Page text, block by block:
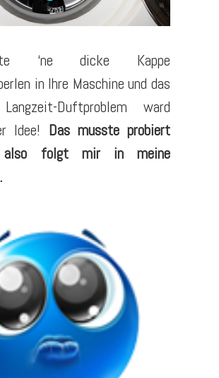
‘ne dicke Kappe
in Ihre Maschine und das
Duftproblem ward
Idee! Das musste probiert
folgt mir in meine